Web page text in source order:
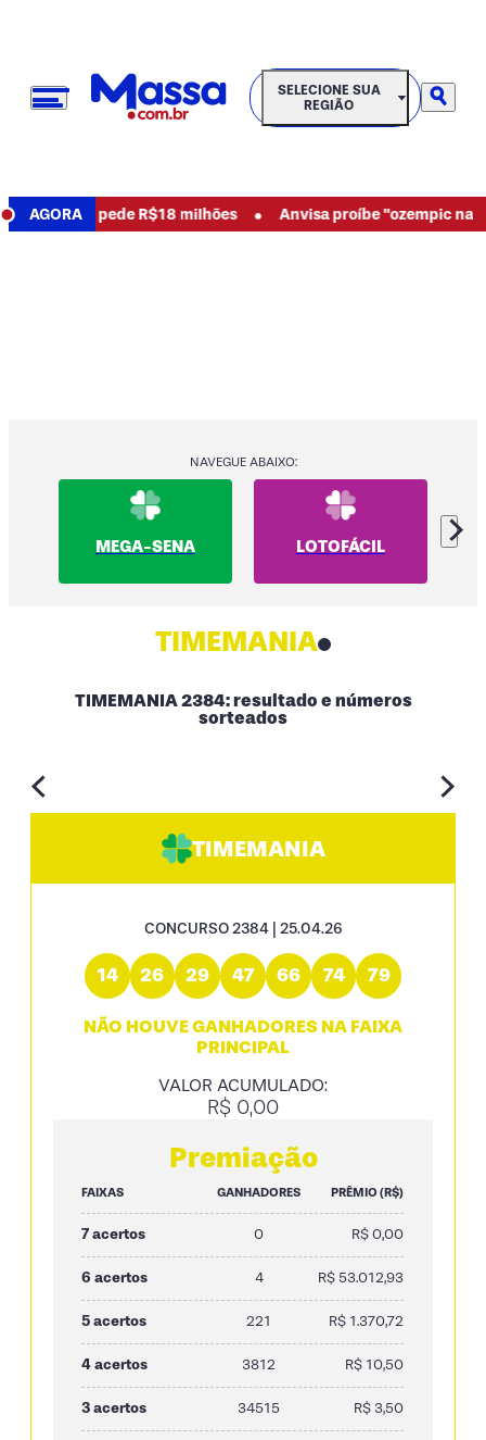
SELECIONE SUA REGIÃO
SELECIONE SUA
REGIÃO
AGORA
e pede R$18 milhões • Anvisa proíbe "ozempic
NAVEGUE ABAIXO:
MEGA-SENA LOTOFÁCIL
TIMEMANIA
TIMEMANIA 2384: resultado e números
sorteados
TIMEMANIA
CONCURSO 2384 | 25.04.26
14 26 29 47 66 74 79
NÃO HOUVE GANHADORES NA FAIXA
PRINCIPAL
VALOR ACUMULADO:
R$ 0,00
Premiação
FAIXAS GANHADORES PRÊMIO (R$)
7 acertos 0 R$ 0,00
6 acertos 4 R$ 53.012,93
5 acertos 221 R$ 1.370,72
4 acertos 3812 R$ 10,50
3 acertos 34515 R$ 3,50